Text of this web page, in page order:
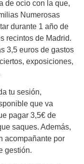
de ocio con la que,
Numerosas
durante 1 año de
recintos de Madrid.
3,5 euros de gastos
exposiciones,
tu sesión,
que va
pagar 3,5€ de
saques. Además,
acompañante por
gestión.